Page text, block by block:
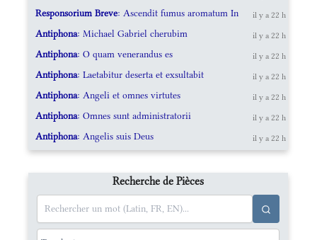
Responsorium Breve: Ascendit fumus aromatum In il y a 22 h
Antiphona: Michael Gabriel cherubim il y a 22 h
Antiphona: O quam venerandus es il y a 22 h
Antiphona: Laetabitur deserta et exsultabit il y a 22 h
Antiphona: Angeli et omnes virtutes il y a 22 h
Antiphona: Omnes sunt administratorii il y a 22 h
Antiphona: Angelis suis Deus il y a 22 h
Recherche de Pièces